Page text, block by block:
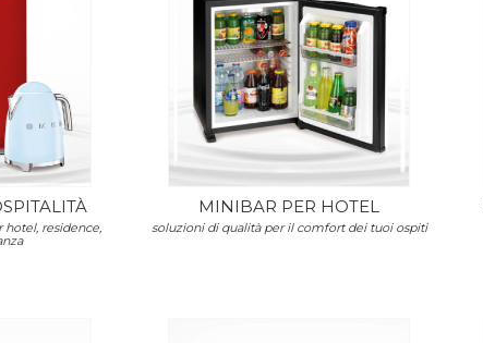
residence,
MINIBAR PER HOTEL
soluzioni di qualità per il comfort dei tuoi ospiti